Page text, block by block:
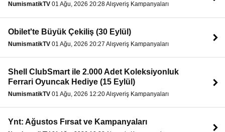
NumismatikTV 01 Ağu, 2026 20:28 Alışveriş Kampanyaları
Obilet'te Büyük Çekiliş (30 Eylül)
NumismatikTV 01 Ağu, 2026 20:27 Alışveriş Kampanyaları
Shell ClubSmart ile 2.000 Adet Koleksiyonluk
Ferrari Oyuncak Hediye (15 Eylül)
NumismatikTV 01 Ağu, 2026 12:20 Alışveriş Kampanyaları
Ynt: Ağustos Fırsat ve Kampanyaları